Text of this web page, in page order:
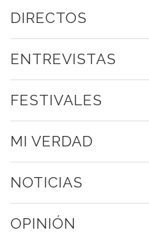
DIRECTOS
ENTREVISTAS
FESTIVALES
MI VERDAD
NOTICIAS
OPINIÓN